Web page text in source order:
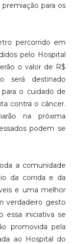
para os
percorrido em
pelo Hospital
o valor de R$
será destinado
o cuidado de
contra o câncer.
na próxima
podem se
a comunidade
da corrida e da
e uma melhor
verdadeiro gesto
essa iniciativa se
promovida pela
ao Hospital do